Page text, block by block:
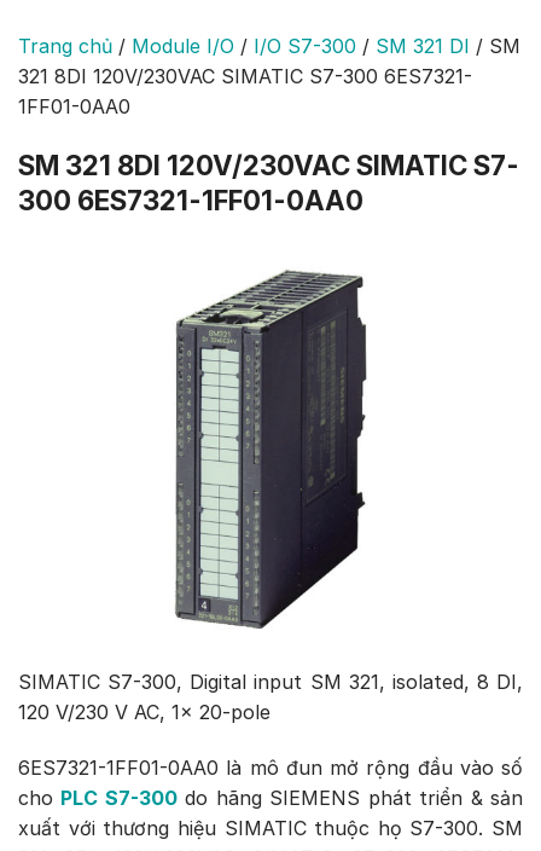
Trang chủ / Module I/O / I/O S7-300 / SM 321 DI / SM
321 8DI 120V/230VAC SIMATIC S7-300 6ES7321-
1FF01-0AA0
SM 321 8DI 120V/230VAC SIMATIC S7-
300 6ES7321-1FF01-0AA0
SIMATIC S7-300, Digital input SM 321, isolated, 8 DI,
120 V/230 V AC, 1x 20-pole
6ES7321-1FF01-0AA0 là mô đun mở rộng đầu vào số
cho PLC S7-300do hãng SIEMENS phát triển & sản
xuất với thương hiệu SIMATIC thuộc họ S7-300. SM